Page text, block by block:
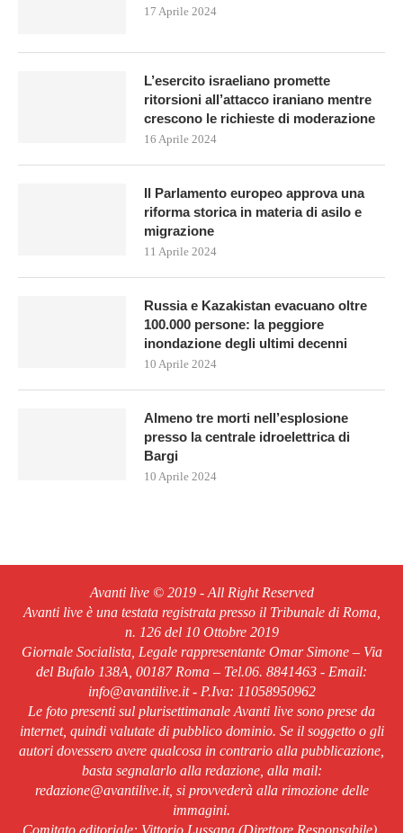
17 Aprile 2024
L’esercito israeliano promette
ritorsioni all’attacco iraniano mentre
crescono le richieste di moderazione
16 Aprile 2024
Il Parlamento europeo approva una
riforma storica in materia di asilo e
migrazione
11 Aprile 2024
Russia e Kazakistan evacuano oltre
100.000 persone: la peggiore
inondazione degli ultimi decenni
10 Aprile 2024
Almeno tre morti nell’esplosione
presso la centrale idroelettrica di
Bargi
10 Aprile 2024
Avanti live © 2019 - All Right Reserved
Avanti live è una testata registrata presso il Tribunale di Roma,
n. 126 del 10 Ottobre 2019
Giornale Socialista, Legale rappresentante Omar Simone – Via
del Bufalo 138A, 00187 Roma – Tel.06. 8841463 - Email:
info@avantilive.it - P.Iva: 11058950962
Le foto presenti sul plurisettimanale Avanti live sono prese da
internet, quindi valutate di pubblico dominio. Se il soggetto o gli
autori dovessero avere qualcosa in contrario alla pubblicazione,
basta segnalarlo alla redazione, alla mail:
redazione@avantilive.it, si provvederà alla rimozione delle
immagini.